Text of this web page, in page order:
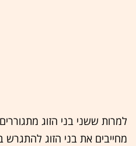
למרות ששני בני הזוג
מחייבים את בני הזוג